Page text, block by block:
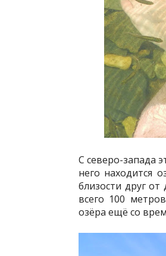
С северо-запада
него находится
близости друг
всего 100
озёра ещё со